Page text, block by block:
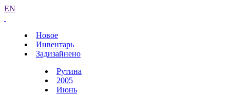
EN
Новое
Инвентарь
Задизайнено
Рутина
2005
Июнь